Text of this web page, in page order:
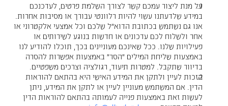
על מנת ליצור עמכם קשר לצורך השלמת פרטים, לעדכנכם
במידע שלדעתנו עשוי להיות רלוונטי עבורך או מסיבות אחרות.
אנו גם נשתמש בכתובת הדוא"ל שלכם וכל אמצעי אלקטרוני או
אחר ולשלוח לכם עדכונים או חדשות בנוגע לשירותים או
פעילויות שלנו. ככל שאינכם מעוניינים בכך, תוכלו להודיע לנו
באמצעות שליחת המילים "הסר" באמצעות אפשרות להסרה
בדיוור שתקבל. למטרות תיעוד, רגולציה וצרכים משפטיים.
הזכות לעיין ולתקן את המידע האישי היא בהתאם להוראות
הדין. אם המשתמש מעוניין לעיין או לתקן את המידע, ניתן
לעשות זאת באמצעות פנייה לעמותה בהתאם להוראות הדין